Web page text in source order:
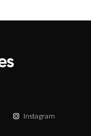
Instagram